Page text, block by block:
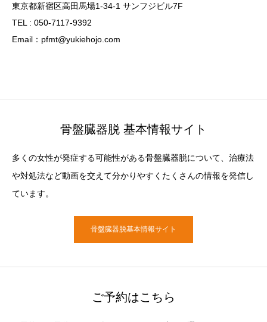
東京都新宿区高田馬場1-34-1 サンフジビル7F
TEL : 050-7117-9392
Email：pfmt@yukiehojo.com
骨盤臓器脱 基本情報サイト
多くの女性が発症する可能性がある骨盤臓器脱について、治療法
や対処法など動画を交えて分かりやすくたくさんの情報を発信し
ています。
骨盤臓器脱基本情報サイト
ご予約はこちら